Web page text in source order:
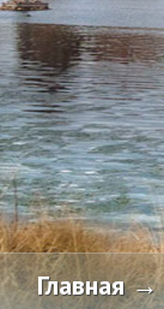
Главная →